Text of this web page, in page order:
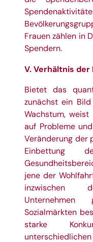
Frauen zählen in
Spendern.
V. Verhältnis
Bietet das
zunächst ein
Wachstum,
auf Probleme
Veränderung der
Einbettung
jene der
inzwischen
Sozialmärkten
starke